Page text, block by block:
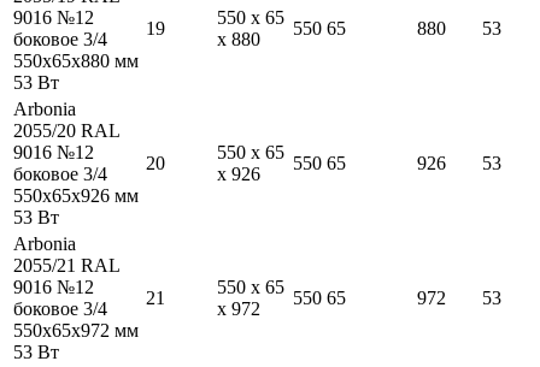
9016 №12
боковое 3/4
550x65x880 мм
53 Вт
19
550 x 65
x 880
550 65 880 53
Arbonia
2055/20 RAL
9016 №12
боковое 3/4
550x65x926 мм
53 Вт
20
550 x 65
x 926
550 65 926 53
Arbonia
2055/21 RAL
9016 №12
боковое 3/4
550x65x972 мм
53 Вт
21
550 x 65
x 972
550 65 972 53